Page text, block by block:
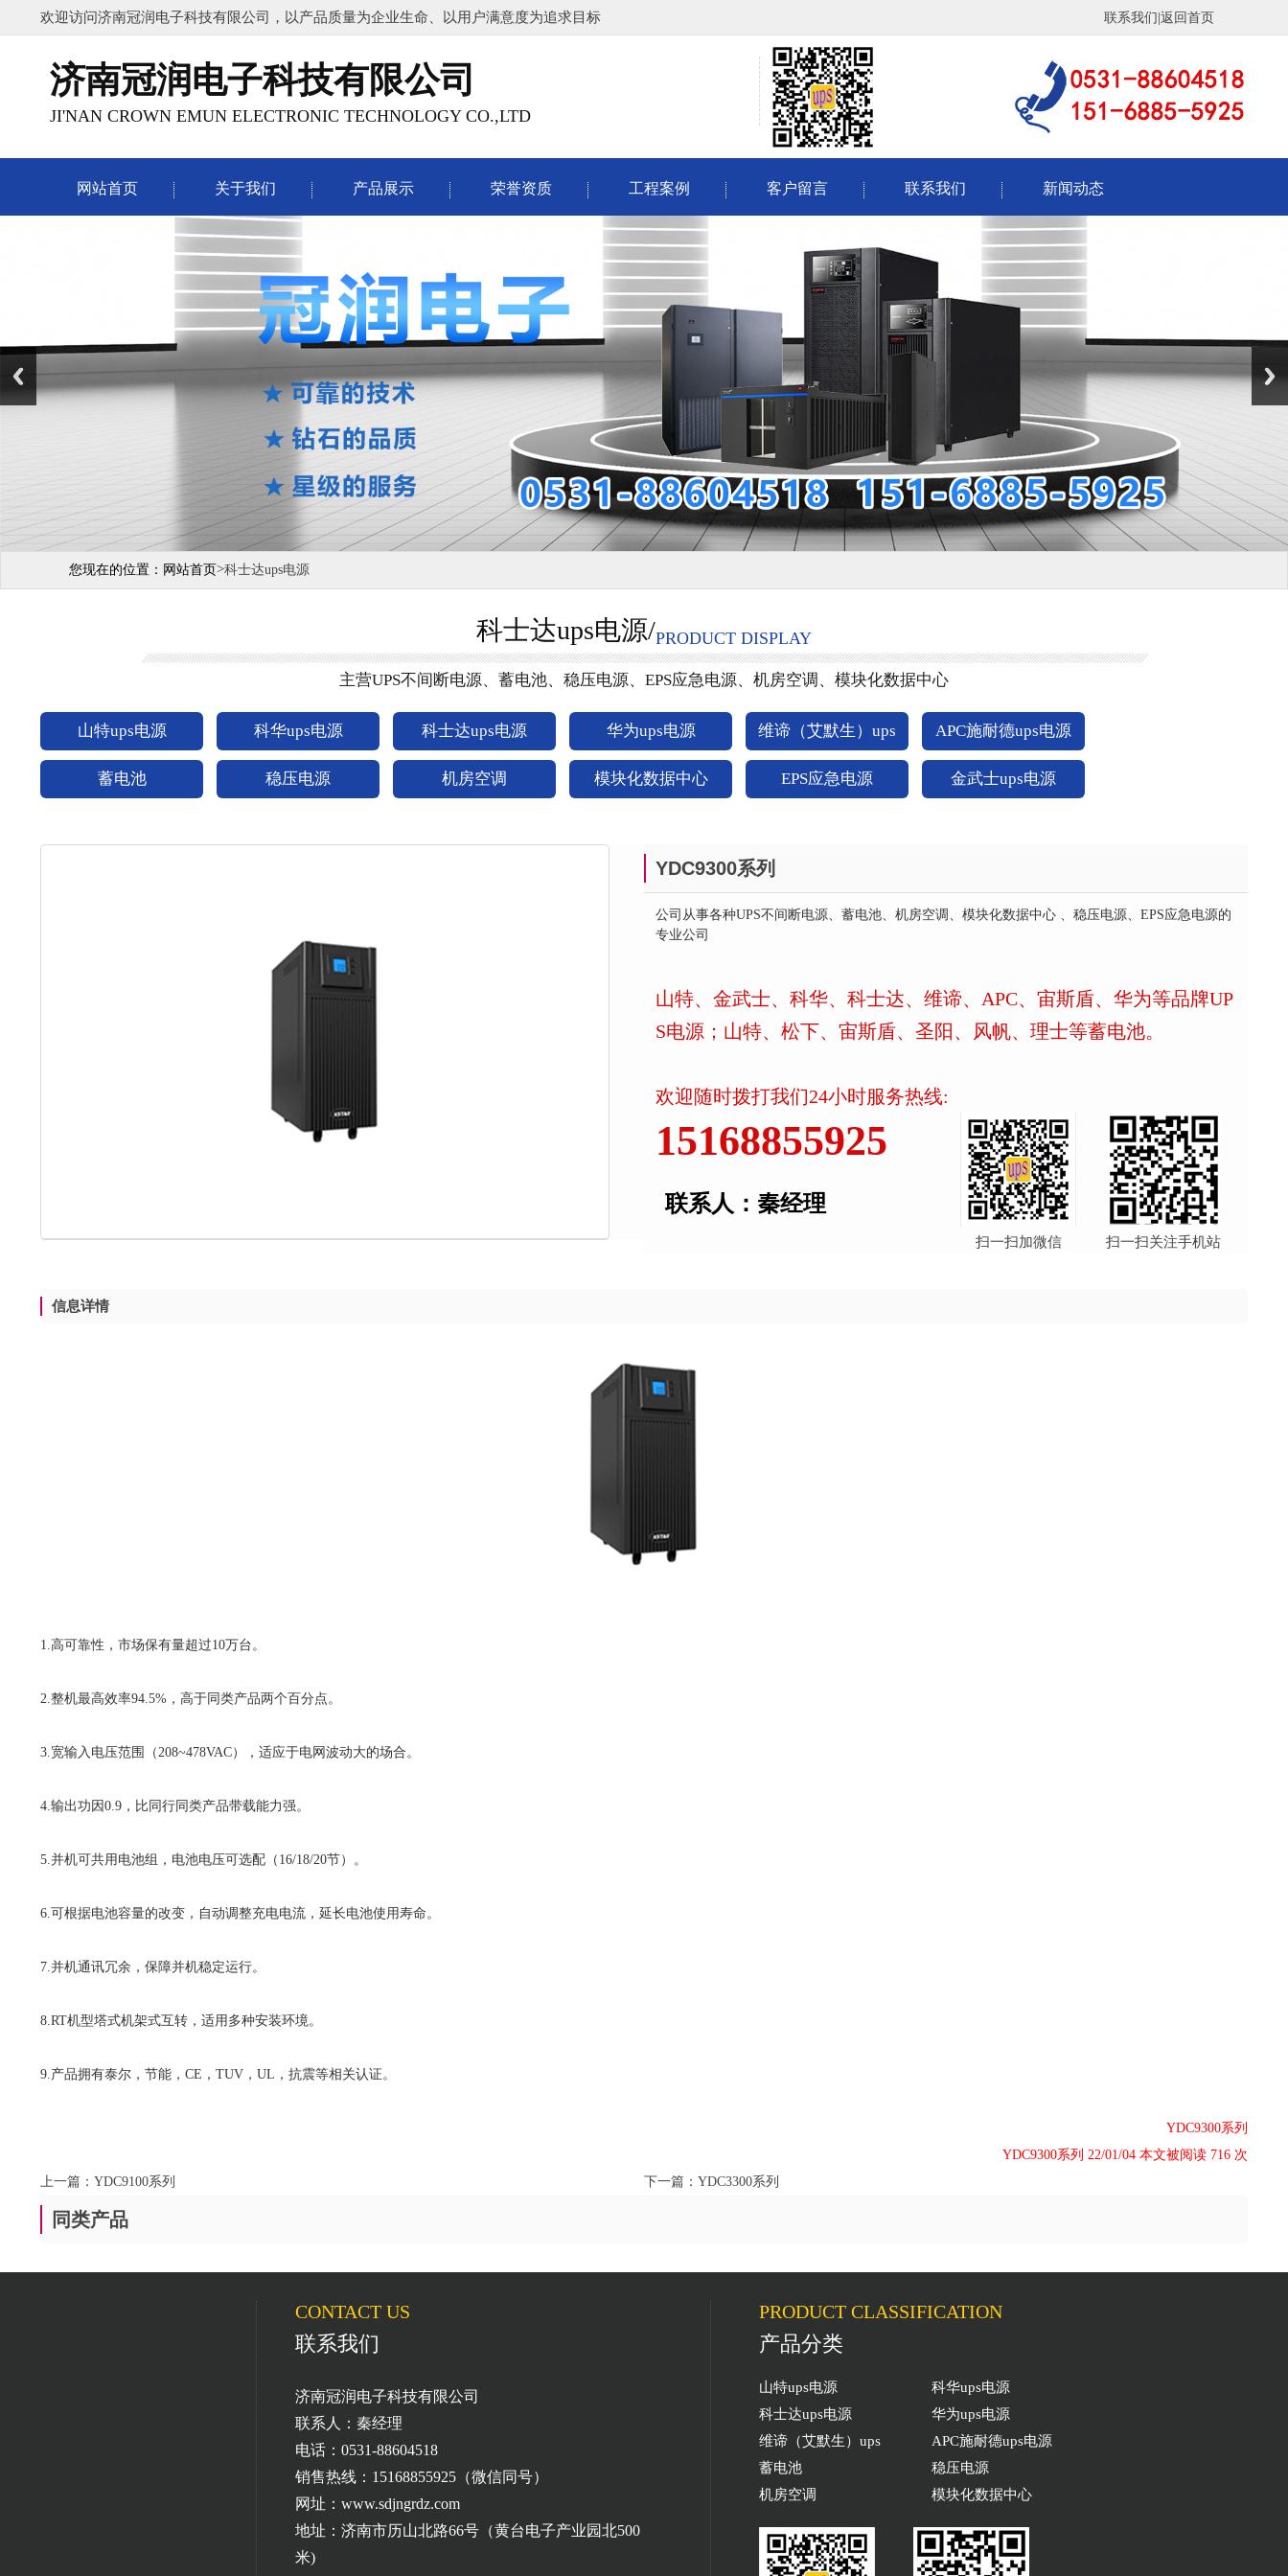
欢迎访问济南冠润电子科技有限公司，以产品质量为企业生命、以用户满意度为追求目标 联系我们 |返回首页
济南冠润电子科技有限公司
JI'NAN CROWN EMUN ELECTRONIC TECHNOLOGY CO.,LTD
网站首页 关于我们 产品展示 荣誉资质 工程案例 客户留言 联系我们 新闻动态
您现在的位置： 网站首页>科士达ups电源
科士达ups电源/PRODUCT DISPLAY
主营UPS不间断电源、蓄电池、稳压电源、EPS应急电源、机房空调、模块化数据中心
山特ups电源 科华ups电源 科士达ups电源 华为ups电源 维谛（艾默生）ups APC施耐德ups电源
蓄电池 稳压电源 机房空调 模块化数据中心 EPS应急电源 金武士ups电源
YDC9300系列
公司从事各种UPS不间断电源、蓄电池、机房空调、模块化数据中心 、稳压电源、EPS应急电源的
专业公司
山特、金武士、科华、科士达、维谛、APC、宙斯盾、华为等品牌UP
S电源；山特、松下、宙斯盾、圣阳、风帆、理士等蓄电池。
欢迎随时拨打我们24小时服务热线:
15168855925
联系人：秦经理
扫一扫加微信 扫一扫关注手机站
信息详情
1.高可靠性，市场保有量超过10万台。
2.整机最高效率94.5%，高于同类产品两个百分点。
3.宽输入电压范围（208~478VAC），适应于电网波动大的场合。
4.输出功因0.9，比同行同类产品带载能力强。
5.并机可共用电池组，电池电压可选配（16/18/20节）。
6.可根据电池容量的改变，自动调整充电电流，延长电池使用寿命。
7.并机通讯冗余，保障并机稳定运行。
8.RT机型塔式机架式互转，适用多种安装环境。
9.产品拥有泰尔，节能，CE，TUV，UL，抗震等相关认证。
YDC9300系列
YDC9300系列 22/01/04 本文被阅读 716 次
上一篇：YDC9100系列
下一篇：YDC3300系列
同类产品
CONTACT US
联系我们
济南冠润电子科技有限公司
联系人：秦经理
电话：0531-88604518
销售热线：15168855925（微信同号）
网址：www.sdjngrdz.com
地址：济南市历山北路66号（黄台电子产业园北500
米)
PRODUCT CLASSIFICATION
产品分类
山特ups电源
科华ups电源
科士达ups电源
华为ups电源
维谛（艾默生）ups
APC施耐德ups电源
蓄电池
稳压电源
机房空调
模块化数据中心